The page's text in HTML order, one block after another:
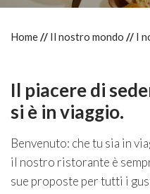
Home Il nostro mondo I
Il piacere di
si è in viaggio.
Benvenuto: che tu sia in
il nostro ristorante è
sue proposte per tutti i